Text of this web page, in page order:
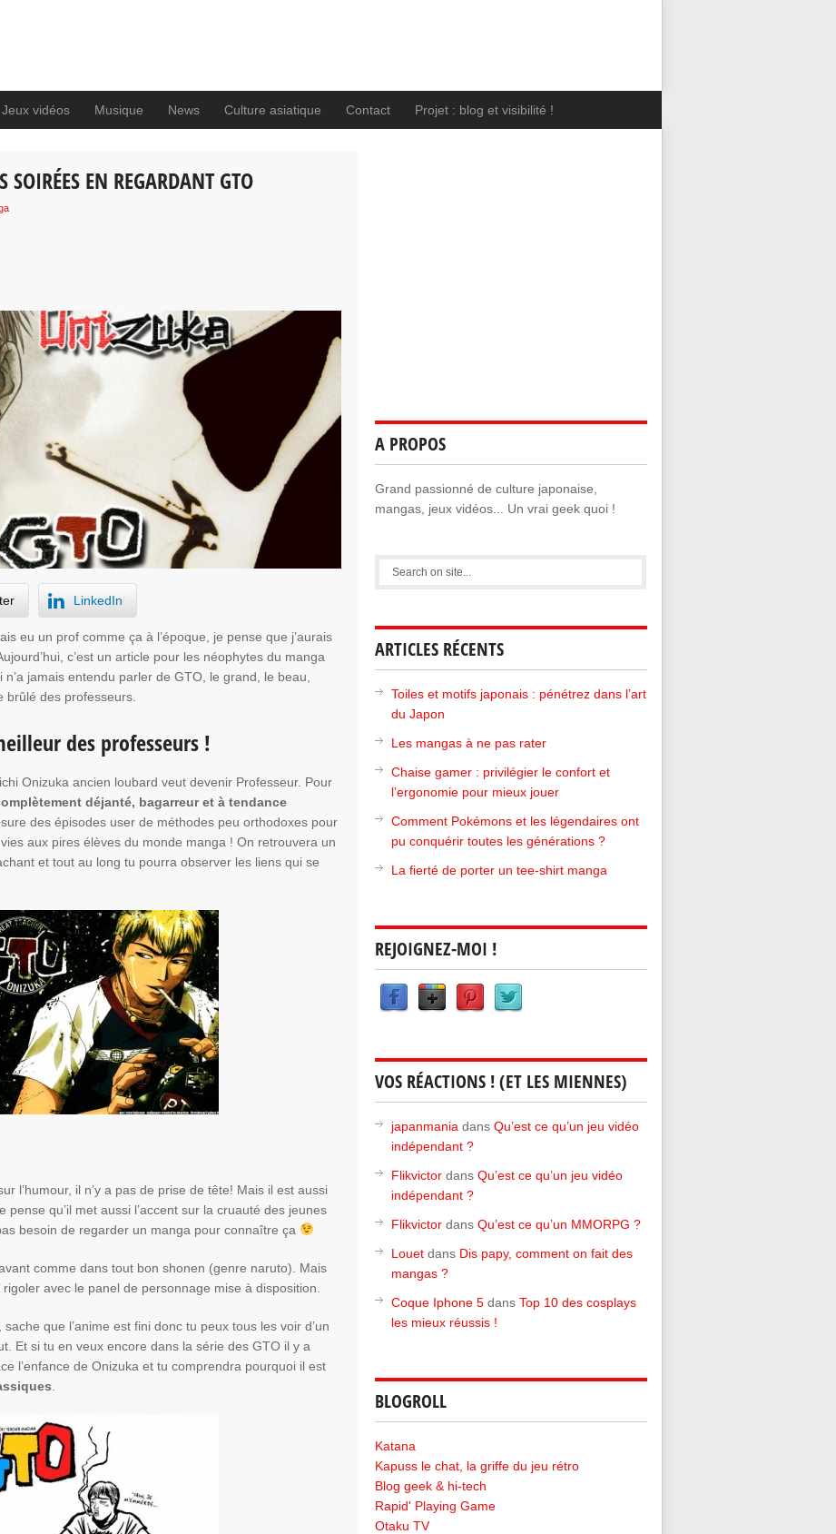
Jeux vidéos Musique News Culture asiatique Contact Projet : blog et visibilité !
EN REGARDANT GTO
LinkedIn
eu un prof comme ça à l’époque, je pense que j’aurais
c’est un article pour les néophytes du manga
jamais entendu parler de GTO, le grand, le beau,
brûlé des professeurs.
des professeurs !
Onizuka ancien loubard veut devenir Professeur. Pour
déjanté, bagarreur et à tendance
des épisodes user de méthodes peu orthodoxes pour
aux pires élèves du monde manga ! On retrouvera un
et tout au long tu pourra observer les liens qui se
l’humour, il n’y a pas de prise de tête! Mais il est aussi
qu’il met aussi l’accent sur la cruauté des jeunes
besoin de regarder un manga pour connaître ça
comme dans tout bon shonen (genre naruto). Mais
avec le panel de personnage mise à disposition.
que l’anime est fini donc tu peux tous les voir d’un
Et si tu en veux encore dans la série des GTO il y a
l’enfance de Onizuka et tu comprendra pourquoi il est
A PROPOS
Grand passionné de culture japonaise,
mangas, jeux vidéos... Un vrai geek quoi !
ARTICLES RÉCENTS
Toiles et motifs japonais : pénétrez dans l’art
du Japon
Les mangas à ne pas rater
Chaise gamer : privilégier le confort et
l’ergonomie pour mieux jouer
Comment Pokémons et les légendaires ont
pu conquérir toutes les générations ?
La fierté de porter un tee-shirt manga
REJOIGNEZ-MOI !
VOS RÉACTIONS ! (ET LES MIENNES)
japanmania dans Qu’est ce qu’un jeu vidéo
indépendant ?
Flikvictor dans Qu’est ce qu’un jeu vidéo
indépendant ?
Flikvictor dans Qu’est ce qu’un MMORPG ?
Louet dans Dis papy, comment on fait des
mangas ?
Coque Iphone 5 dans Top 10 des cosplays
les mieux réussis !
BLOGROLL
Katana
Kapuss le chat, la griffe du jeu rétro
Blog geek & hi-tech
Rapid' Playing Game
Otaku TV